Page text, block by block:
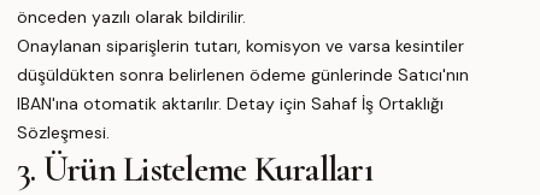
önceden yazılı olarak bildirilir.
Onaylanan siparişlerin tutarı, komisyon ve varsa kesintiler
düşüldükten sonra belirlenen ödeme günlerinde Satıcı'nın
IBAN'ına otomatik aktarılır. Detay için Sahaf İş Ortaklığı
Sözleşmesi.
3. Ürün Listeleme Kuralları